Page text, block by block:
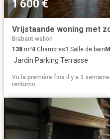
1 600 €
Vrijstaande woning met
Brabant wallon
138 m²4 Chambres1 Salle de bain
·Jardin·Parking·Terrasse
Vu la première fois il y a 3
rentumo